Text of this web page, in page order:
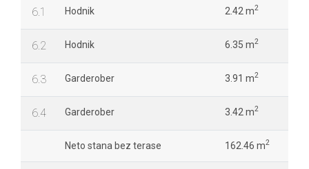
6.1 Hodnik 2.42 m2
6.2 Hodnik 6.35 m2
6.3 Garderober 3.91 m2
6.4 Garderober 3.42 m2
Neto stana bez terase 162.46 m2